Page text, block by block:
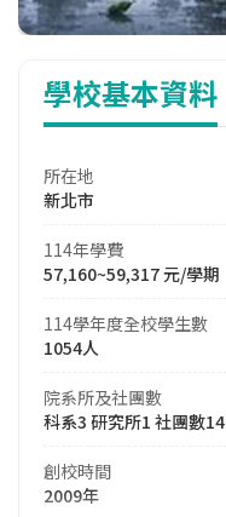
學校基本資料
所在地
新北市
114年學費
57,160~59,317 元/學期
114學年度全校學生數
1054人
院系所及社團數
科系3 研究所1 社團數14
創校時間
2009年